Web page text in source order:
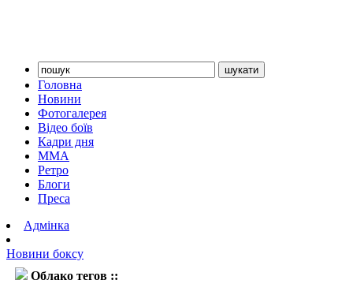
Головна
Новини
Фотогалерея
Відео боїв
Кадри дня
ММА
Ретро
Блоги
Преса
Адмінка
Новини боксу
Облако тегов ::